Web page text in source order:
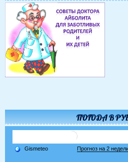
ПОГОДА В